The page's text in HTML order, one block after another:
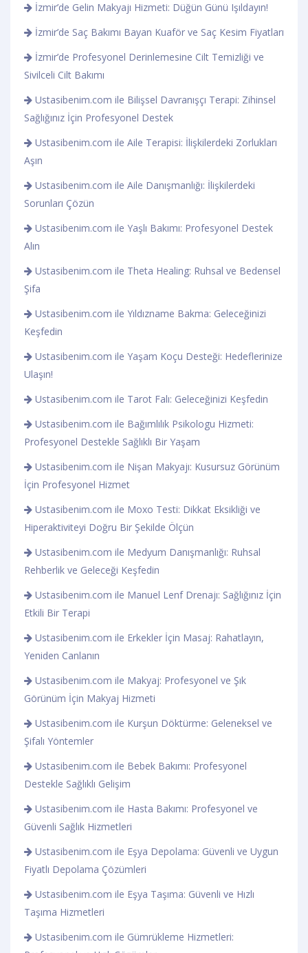
İzmir’de Gelin Makyajı Hizmeti: Düğün Günü Işıldayın!
İzmir’de Saç Bakımı Bayan Kuaför ve Saç Kesim Fiyatları
İzmir’de Profesyonel Derinlemesine Cilt Temizliği ve
Sivilceli Cilt Bakımı
Ustasibenim.com ile Bilişsel Davranışçı Terapi: Zihinsel
Sağlığınız İçin Profesyonel Destek
Ustasibenim.com ile Aile Terapisi: İlişkilerdeki Zorlukları
Aşın
Ustasibenim.com ile Aile Danışmanlığı: İlişkilerdeki
Sorunları Çözün
Ustasibenim.com ile Yaşlı Bakımı: Profesyonel Destek
Alın
Ustasibenim.com ile Theta Healing: Ruhsal ve Bedensel
Şifa
Ustasibenim.com ile Yıldızname Bakma: Geleceğinizi
Keşfedin
Ustasibenim.com ile Yaşam Koçu Desteği: Hedeflerinize
Ulaşın!
Ustasibenim.com ile Tarot Falı: Geleceğinizi Keşfedin
Ustasibenim.com ile Bağımlılık Psikologu Hizmeti:
Profesyonel Destekle Sağlıklı Bir Yaşam
Ustasibenim.com ile Nişan Makyajı: Kusursuz Görünüm
İçin Profesyonel Hizmet
Ustasibenim.com ile Moxo Testi: Dikkat Eksikliği ve
Hiperaktiviteyi Doğru Bir Şekilde Ölçün
Ustasibenim.com ile Medyum Danışmanlığı: Ruhsal
Rehberlik ve Geleceği Keşfedin
Ustasibenim.com ile Manuel Lenf Drenajı: Sağlığınız İçin
Etkili Bir Terapi
Ustasibenim.com ile Erkekler İçin Masaj: Rahatlayın,
Yeniden Canlanın
Ustasibenim.com ile Makyaj: Profesyonel ve Şık
Görünüm İçin Makyaj Hizmeti
Ustasibenim.com ile Kurşun Döktürme: Geleneksel ve
Şifalı Yöntemler
Ustasibenim.com ile Bebek Bakımı: Profesyonel
Destekle Sağlıklı Gelişim
Ustasibenim.com ile Hasta Bakımı: Profesyonel ve
Güvenli Sağlık Hizmetleri
Ustasibenim.com ile Eşya Depolama: Güvenli ve Uygun
Fiyatlı Depolama Çözümleri
Ustasibenim.com ile Eşya Taşıma: Güvenli ve Hızlı
Taşıma Hizmetleri
Ustasibenim.com ile Gümrükleme Hizmetleri: